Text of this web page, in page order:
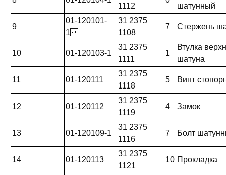
1112
шатунный
9
01-120101-
1
31 2375
1108
7 Стержень
10 01-120103-1
31 2375
1111
1
Втулка
шатуна
11 01-120111
31 2375
1118
5 Винт
12 01-120112
31 2375
1119
4 Замок
13 01-120109-1
31 2375
1116
7 Болт
14 01-120113
31 2375
1121
10 Прокладка